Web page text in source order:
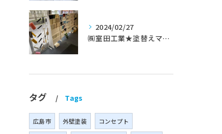
2024/02/27
㈱室田工業★塗替えマスターズ★築35年以上のお宅の施工事例
タグ Tags
広島市 外壁塗装 コンセプト